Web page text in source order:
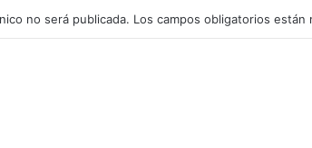
no será publicada. Los campos obligatorios están